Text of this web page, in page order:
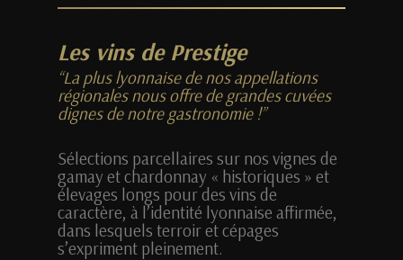
Les vins de Prestige
“La plus lyonnaise de nos appellations
régionales nous offre de grandes cuvées
dignes de notre gastronomie !”
Sélections parcellaires sur nos vignes de
gamay et chardonnay « historiques » et
élevages longs pour des vins de
caractère, à l’identité lyonnaise affirmée,
dans lesquels terroir et cépages
s’expriment pleinement.